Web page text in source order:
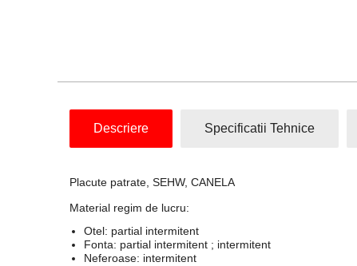
Descriere Specificatii Tehnice
Placute patrate, SEHW, CANELA
Material regim de lucru:
Otel: partial intermitent
Fonta: partial intermitent ; intermitent
Neferoase: intermitent